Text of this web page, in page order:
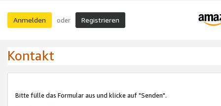
Anmelden oder Registrieren
Kontakt
Bitte fülle das Formular aus und klicke auf "Senden".